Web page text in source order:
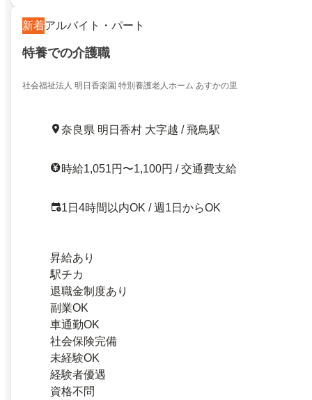
新着アルバイト・パート
特養での介護職
社会福祉法人 明日香楽園 特別養護老人ホーム あすかの里
奈良県 明日香村 大字越 / 飛鳥駅
時給1,051円〜1,100円 / 交通費支給
1日4時間以内OK / 週1日からOK
昇給あり
駅チカ
退職金制度あり
副業OK
車通勤OK
社会保険完備
未経験OK
経験者優遇
資格不問